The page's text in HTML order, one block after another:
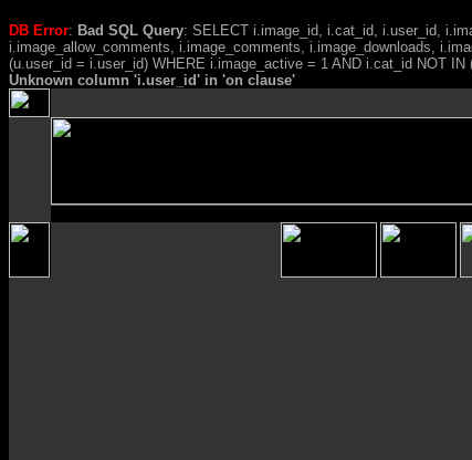
DB Error: Bad SQL Query: SELECT i.image_id, i.cat_id, i.user_id,
i.image_allow_comments, i.image_comments, i.image_downloads,
(u.user_id = i.user_id) WHERE i.image_active = 1 AND i.cat_id NOT
Unknown column 'i.user_id' in 'on clause'